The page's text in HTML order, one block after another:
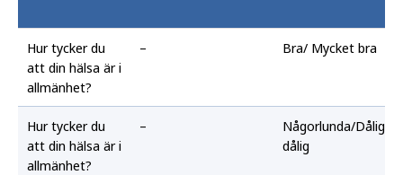
Hur tycker du
att din hälsa är i
allmänhet?
– Bra/ Mycket bra
Hur tycker du
att din hälsa är i
allmänhet?
–
Någorlunda/Dålig/
dålig